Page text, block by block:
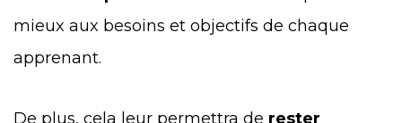
mieux aux besoins et objectifs de chaque
apprenant.
De plus, cela leur permettra de rester